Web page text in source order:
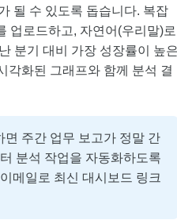
될 수 있도록 돕습니다. 복잡
업로드하고, 자연어(우리말)로
분기 대비 가장 성장률이 높
각화된 그래프와 함께 분석 결
면 주간 업무 보고가 정말 간
분석 작업을 자동화하도록
메일로 최신 대시보드 링크